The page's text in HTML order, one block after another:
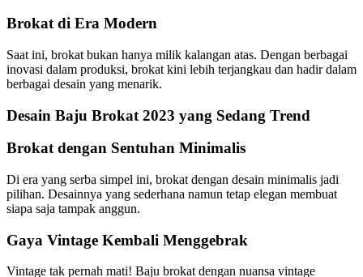
Brokat di Era Modern
Saat ini, brokat bukan hanya milik kalangan atas. Dengan berbagai
inovasi dalam produksi, brokat kini lebih terjangkau dan hadir dalam
berbagai desain yang menarik.
Desain Baju Brokat 2023 yang Sedang Trend
Brokat dengan Sentuhan Minimalis
Di era yang serba simpel ini, brokat dengan desain minimalis jadi
pilihan. Desainnya yang sederhana namun tetap elegan membuat
siapa saja tampak anggun.
Gaya Vintage Kembali Menggebrak
Vintage tak pernah mati! Baju brokat dengan nuansa vintage